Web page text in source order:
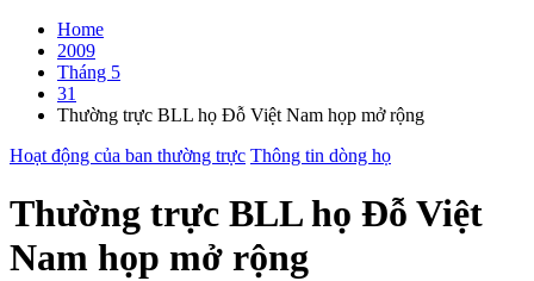
Home
2009
Tháng 5
31
Thường trực BLL họ Đỗ Việt Nam họp mở rộng
Hoạt động của ban thường trực Thông tin dòng họ
Thường trực BLL họ Đỗ Việt
Nam họp mở rộng